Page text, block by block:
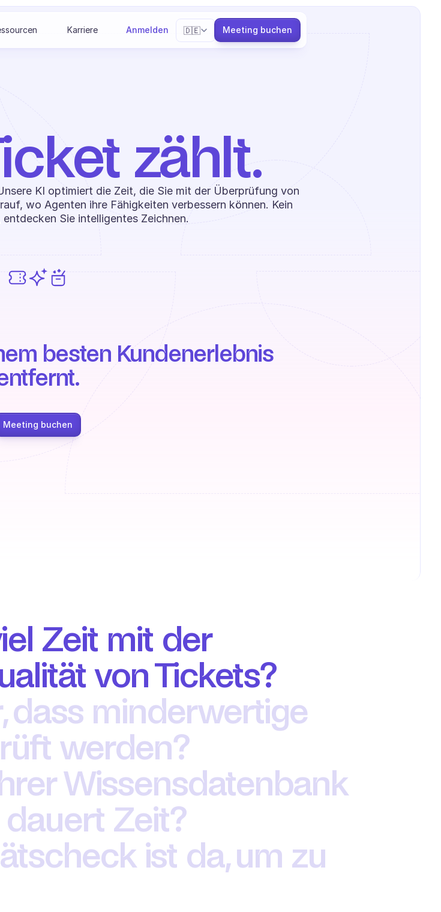
Karriere Anmelden
Select Language
🇩🇪 Meeting buchen
zählt.
KI optimiert die Zeit, die Sie mit der Überprüfung von
wo Agenten ihre Fähigkeiten verbessern können. Kein
Sie intelligentes Zeichnen.
besten Kundenerlebnis
Meeting buchen
Zeit mit der
von Tickets?
dass minderwertige
werden?
Wissensdatenbank
Zeit?
ist da, um zu